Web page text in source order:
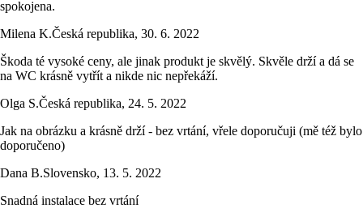
spokojena.
Milena K.Česká republika, 30. 6. 2022
Škoda té vysoké ceny, ale jinak produkt je skvělý. Skvěle drží a dá se
na WC krásně vytřít a nikde nic nepřekáží.
Olga S.Česká republika, 24. 5. 2022
Jak na obrázku a krásně drží - bez vrtání, vřele doporučuji (mě též bylo
doporučeno)
Dana B.Slovensko, 13. 5. 2022
Snadná instalace bez vrtání